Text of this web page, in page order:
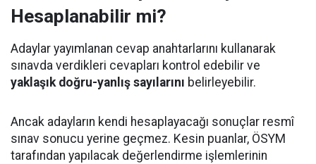
Hesaplanabilir mi?
Adaylar yayımlanan cevap anahtarlarını kullanarak
sınavda verdikleri cevapları kontrol edebilir ve
yaklaşık doğru-yanlış sayılarını belirleyebilir.
Ancak adayların kendi hesaplayacağı sonuçlar resmî
sınav sonucu yerine geçmez. Kesin puanlar, ÖSYM
tarafından yapılacak değerlendirme işlemlerinin